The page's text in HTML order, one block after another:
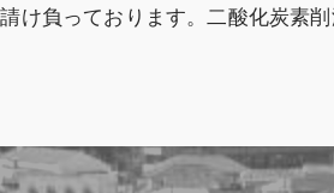
け負っております。二酸化炭素